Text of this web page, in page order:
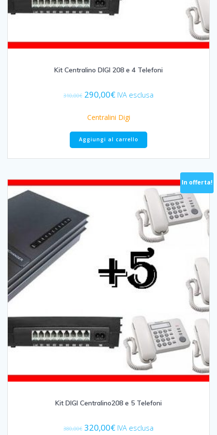
Kit Centralino DIGI 208 e 4 Telefoni
310,00€ Il
originale
310,00€.
290,00€Il
attuale
290,00€.
IVA esclusa
Centralini Digi
Aggiungi al carrello
In offerta!
Kit DIGI Centralino208 e 5 Telefoni
380,00€ Il
320,00€IlIVA esclusa